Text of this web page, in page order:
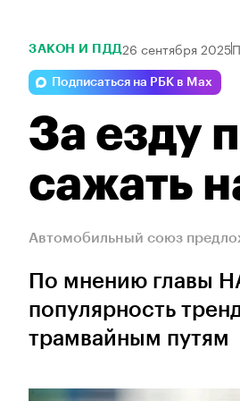
ЗАКОН И ПДД 26 сентября 2025
Подписаться на РБК в Max
За езду
сажать
Автомобильный союз
По мнению главы
популярность
трамвайным путям